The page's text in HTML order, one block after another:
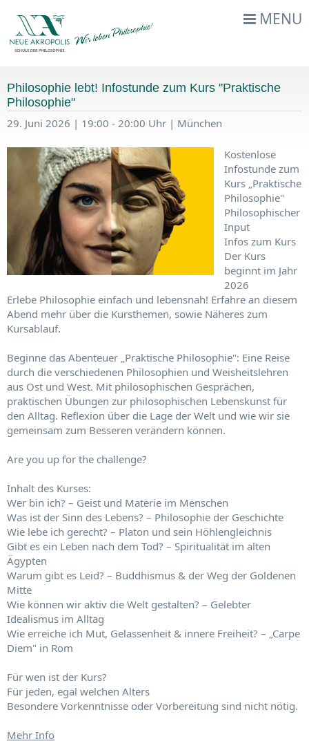
MENU
Philosophie lebt! Infostunde zum Kurs "Praktische
Philosophie"
29. Juni 2026 | 19:00 - 20:00 Uhr | München
Kostenlose
Infostunde zum
Kurs „Praktische
Philosophie"
Philosophischer
Input
Infos zum Kurs
Der Kurs
beginnt im Jahr
2026
Erlebe Philosophie einfach und lebensnah! Erfahre an diesem
Abend mehr über die Kursthemen, sowie Näheres zum
Kursablauf.
Beginne das Abenteuer „Praktische Philosophie": Eine Reise
durch die verschiedenen Philosophien und Weisheitslehren
aus Ost und West. Mit philosophischen Gesprächen,
praktischen Übungen zur philosophischen Lebenskunst für
den Alltag. Reflexion über die Lage der Welt und wie wir sie
gemeinsam zum Besseren verändern können.
Are you up for the challenge?
Inhalt des Kurses:
Wer bin ich? – Geist und Materie im Menschen
Was ist der Sinn des Lebens? – Philosophie der Geschichte
Wie lebe ich gerecht? – Platon und sein Höhlengleichnis
Gibt es ein Leben nach dem Tod? – Spiritualität im alten
Ägypten
Warum gibt es Leid? – Buddhismus & der Weg der Goldenen
Mitte
Wie können wir aktiv die Welt gestalten? – Gelebter
Idealismus im Alltag
Wie erreiche ich Mut, Gelassenheit & innere Freiheit? – „Carpe
Diem" in Rom
Für wen ist der Kurs?
Für jeden, egal welchen Alters
Besondere Vorkenntnisse oder Vorbereitung sind nicht nötig.
Mehr Info